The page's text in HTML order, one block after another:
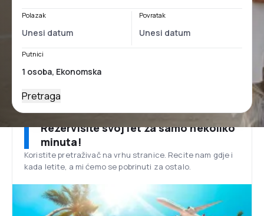
Polazak Povratak
Putnici
Pretraga
Rezervišite svoj let za samo nekoliko
minuta!
Koristite pretraživač na vrhu stranice. Recite nam gdje i
kada letite, a mi ćemo se pobrinuti za ostalo.